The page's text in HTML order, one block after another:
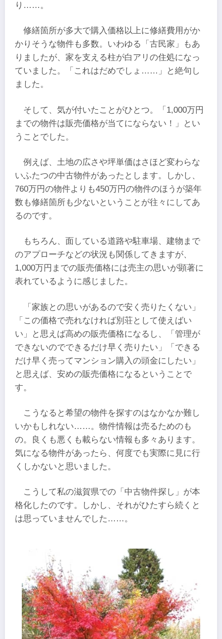
り……。
修繕箇所が多大で購入価格以上に修繕費用がか
かりそうな物件も多数。いわゆる「古民家」もあ
りましたが、家を支える柱が白アリの住処になっ
ていました。「これはだめでしょ……」と絶句し
ました。
そして、気が付いたことがひとつ。「1,000万円
までの物件は販売価格が当てにならない！」とい
うことでした。
例えば、土地の広さや坪単価はさほど変わらな
いふたつの中古物件があったとします。しかし、
760万円の物件よりも450万円の物件のほうが築年
数も修繕箇所も少ないということが往々にしてあ
るのです。
もちろん、面している道路や駐車場、建物まで
のアプローチなどの状況も関係してきますが、
1,000万円までの販売価格には売主の思いが顕著に
表れているように感じました。
「家族との思いがあるので安く売りたくない」
「この価格で売れなければ別荘として使えばい
い」と思えば高めの販売価格になるし、「管理が
できないのでできるだけ早く売りたい」「できる
だけ早く売ってマンション購入の頭金にしたい」
と思えば、安めの販売価格になるということで
す。
こうなると希望の物件を探すのはなかなか難し
いかもしれない……。物件情報は売るためのも
の。良くも悪くも載らない情報も多々あります。
気になる物件があったら、何度でも実際に見に行
くしかないと思いました。
こうして私の滋賀県での「中古物件探し」が本
格化したのです。しかし、それがひたすら続くと
は思っていませんでした……。